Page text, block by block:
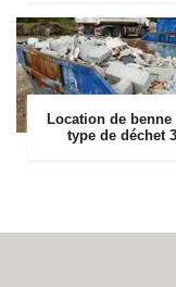
Location de benne
type de déchet